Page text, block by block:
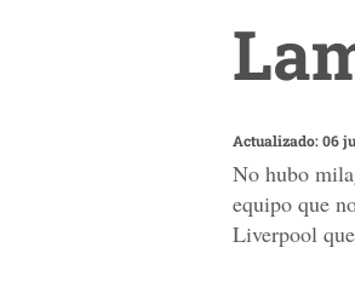
Actualizado: 06
No hubo
equipo que
Liverpool